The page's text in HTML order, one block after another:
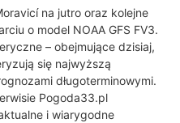
na jutro oraz kolejne
o model NOAA GFS FV3.
– obejmujące dzisiaj,
się najwyższą
długoterminowymi.
Pogoda33.pl
i wiarygodne